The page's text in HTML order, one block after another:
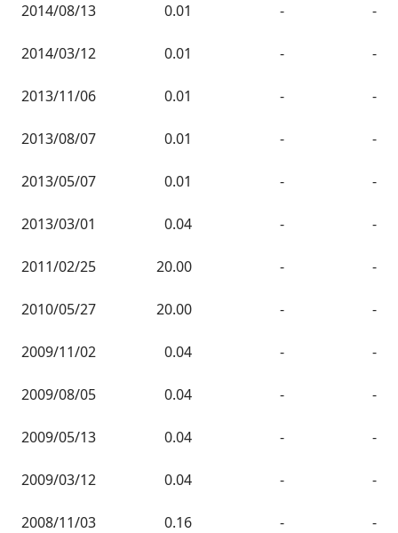
2014/08/13 0.01 - -
2014/03/12 0.01 - -
2013/11/06 0.01 - -
2013/08/07 0.01 - -
2013/05/07 0.01 - -
2013/03/01 0.04 - -
2011/02/25 20.00 - -
2010/05/27 20.00 - -
2009/11/02 0.04 - -
2009/08/05 0.04 - -
2009/05/13 0.04 - -
2009/03/12 0.04 - -
2008/11/03 0.16 - -